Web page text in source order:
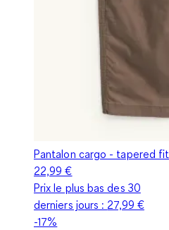
Pantalon cargo - tapered fit
22,99 €
Prix le plus bas des 30
derniers jours : 27,99 €
-17%